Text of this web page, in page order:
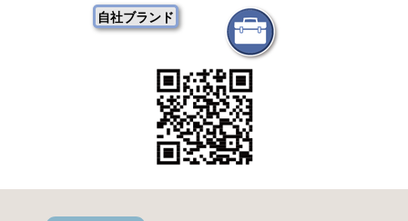
自社ブランド